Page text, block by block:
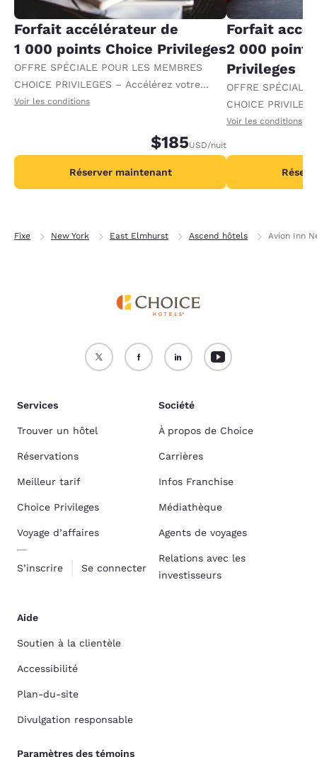
Forfait accélérateur de
1 000 points Choice Privileges
OFFRE SPÉCIALE POUR LES MEMBRES
CHOICE PRIVILEGES – Accélérez votre
progression vers des récompenses en
Voir les conditions
$185USD/nuit
Réserver maintenant
Forfait
2 000
Privileges
OFFRE SPÉCIALE
CHOICE
progression vers
par nuit.
Voir les conditions
Fixe New York East Elmhurst Ascend hôtels Avion Inn
Services
Trouver un hôtel
Réservations
Meilleur tarif
Choice Privileges
Voyage d’affaires
S’inscrire Se connecter
Société
À propos de Choice
Carrières
Infos Franchise
Médiathèque
Agents de voyages
Relations avec les
investisseurs
Aide
Soutien à la clientèle
Accessibilité
Plan-du-site
Divulgation responsable
Paramètres des témoins